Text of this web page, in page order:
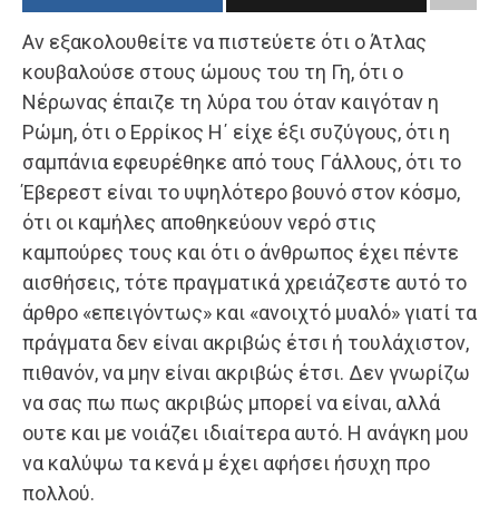
Αν εξακολουθείτε να πιστεύετε ότι ο Άτλας
κουβαλούσε στους ώμους του τη Γη, ότι ο
Νέρωνας έπαιζε τη λύρα του όταν καιγόταν η
Ρώμη, ότι ο Ερρίκος Η΄ είχε έξι συζύγους, ότι η
σαμπάνια εφευρέθηκε από τους Γάλλους, ότι το
Έβερεστ είναι το υψηλότερο βουνό στον κόσμο,
ότι οι καμήλες αποθηκεύουν νερό στις
καμπούρες τους και ότι ο άνθρωπος έχει πέντε
αισθήσεις, τότε πραγματικά χρειάζεστε αυτό το
άρθρο «επειγόντως» και «ανοιχτό μυαλό» γιατί τα
πράγματα δεν είναι ακριβώς έτσι ή τουλάχιστον,
πιθανόν, να μην είναι ακριβώς έτσι. Δεν γνωρίζω
να σας πω πως ακριβώς μπορεί να είναι, αλλά
ουτε και με νοιάζει ιδιαίτερα αυτό. Η ανάγκη μου
να καλύψω τα κενά μ έχει αφήσει ήσυχη προ
πολλού.